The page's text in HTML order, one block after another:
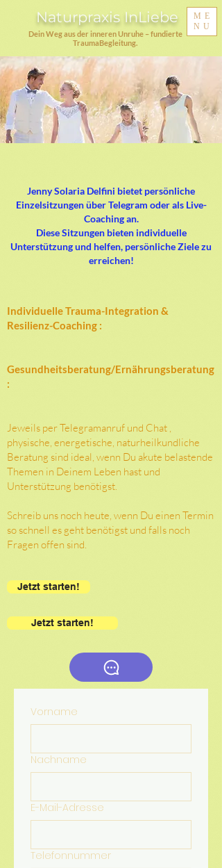
Naturpraxis InLiebe
Dein Weg aus der inneren Unruhe – fundierte
TraumaBegleitung.
ME
NU
Jenny Solaria Delfini bietet persönliche
Einzelsitzungen über Telegram oder als Live-
Coaching an.
Diese Sitzungen bieten individuelle
Unterstützung und helfen, persönliche Ziele zu
erreichen!
Individuelle Trauma-Integration &
Resilienz-Coaching :
Gesundheitsberatung/Ernährungsberatung
:
Jeweils per Telegramanruf und Chat ,
physische, energetische, naturheilkundliche
Beratung sind ideal, wenn Du akute belastende
Themen in Deinem Leben hast und
Unterstützung benötigst. ​
Schreib uns noch heute, wenn Du einen Termin
so schnell es geht benötigst und falls noch
Fragen offen sind.
Jetzt starten!
Jetzt starten!
Vorname
Nachname
E-Mail-Adresse
Telefonnummer